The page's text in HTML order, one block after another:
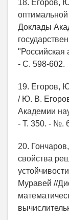
18. Егоров,
Доклады
"Российская
- С. 598-602.
19. Егоров,
/ Ю. В.
Академии
- Т. 350. - №.
20.
свойства
Муравей //